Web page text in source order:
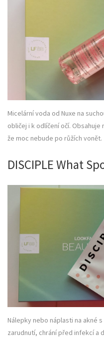
Micelární voda od Nuxe na
obličej i k odlíčení očí.
že moc nebude po růžích vonět.
DISCIPLE What
Nálepky nebo náplasti na akné
zarudnutí, chrání před infekcí a